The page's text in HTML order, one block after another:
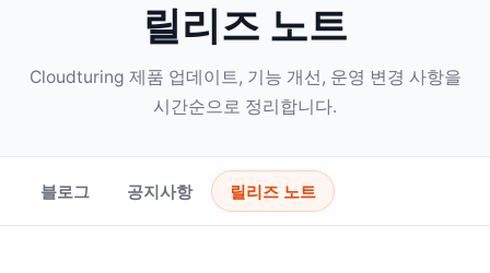
릴리즈 노트
Cloudturing 제품 업데이트, 기능 개선, 운영 변경 사항을
시간순으로 정리합니다.
블로그 공지사항 릴리즈 노트